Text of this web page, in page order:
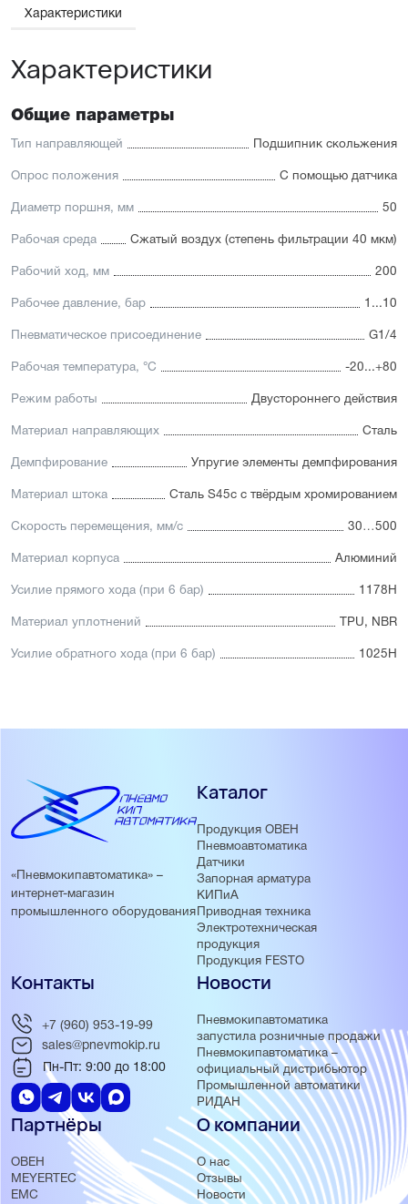
Характеристики
Характеристики
Общие параметры
Тип направляющей Подшипник скольжения
Опрос положения С помощью датчика
Диаметр поршня, мм 50
Рабочая среда Сжатый воздух (степень фильтрации 40 мкм)
Рабочий ход, мм 200
Рабочее давление, бар 1...10
Пневматическое присоединение G1/4
Рабочая температура, °С -20...+80
Режим работы Двустороннего действия
Материал направляющих Сталь
Демпфирование Упругие элементы демпфирования
Материал штока Сталь S45c с твёрдым хромированием
Скорость перемещения, мм/с 30…500
Материал корпуса Алюминий
Усилие прямого хода (при 6 бар) 1178Н
Материал уплотнений TPU, NBR
Усилие обратного хода (при 6 бар) 1025Н
«Пневмокипавтоматика» –
интернет-магазин
промышленного оборудования
Каталог
Продукция ОВЕН
Пневмоавтоматика
Датчики
Запорная арматура
КИПиА
Приводная техника
Электротехническая
продукция
Продукция FESTO
Новости
Пневмокипавтоматика
запустила розничные продажи
Пневмокипавтоматика –
официальный дистрибьютор
Промышленной автоматики
РИДАН
Партнёры
ОВЕН
MEYERTEC
EMC
О компании
О нас
Отзывы
Новости
Контакты
+7 (960) 953-19-99
sales@pnevmokip.ru
Пн-Пт: 9:00 до 18:00